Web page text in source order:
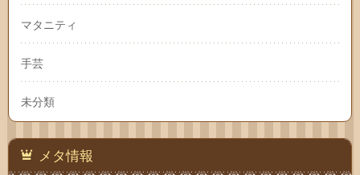
マタニティ
手芸
未分類
メタ情報